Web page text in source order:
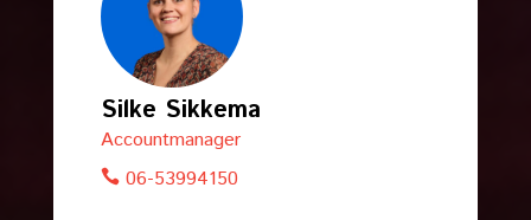
Silke Sikkema
Accountmanager
06-53994150